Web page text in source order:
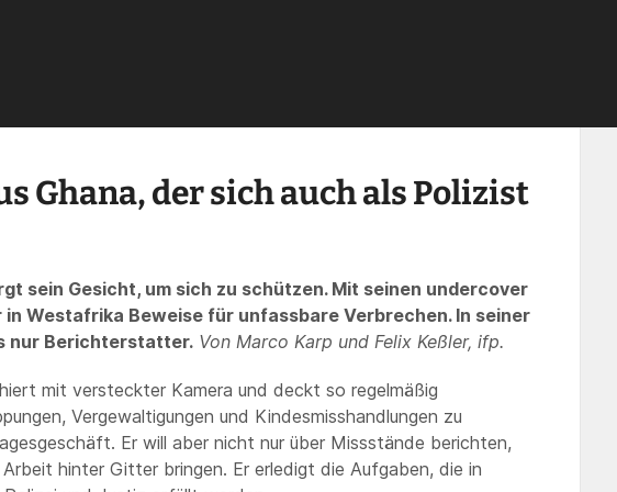
sich auch als Polizist versteht
Ghana, der sich auch als Polizist
sein Gesicht, um sich zu schützen. Mit seinen undercover
Westafrika Beweise für unfassbare Verbrechen. In seiner
nur Berichterstatter. Von Marco Karp und Felix Keßler, ifp.
mit versteckter Kamera und deckt so regelmäßig
Vergewaltigungen und Kindesmisshandlungen zu
Er will aber nicht nur über Missstände berichten,
hinter Gitter bringen. Er erledigt die Aufgaben, die in